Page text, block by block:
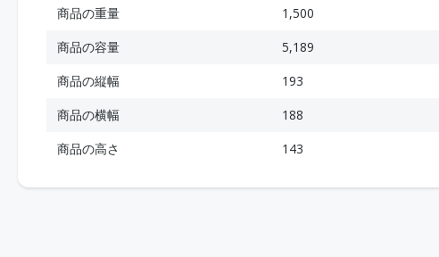
商品の重量
1,500
商品の容量
5,189
商品の縦幅
193
商品の横幅
188
商品の高さ
143